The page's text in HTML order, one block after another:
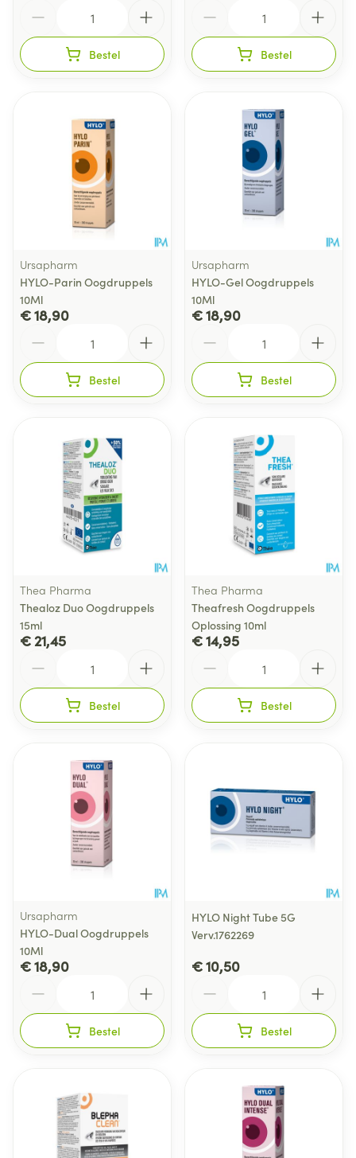
Bestel Bestel
Ursapharm
HYLO-Parin Oogdruppels
10Ml
€ 18,90
Bestel
Ursapharm
HYLO-Gel Oogdruppels
10Ml
€ 18,90
Bestel
Thea Pharma
Thealoz Duo Oogdruppels
15ml
€ 21,45
Bestel
Thea Pharma
Theafresh Oogdruppels
Oplossing 10ml
€ 14,95
Bestel
Ursapharm
HYLO-Dual Oogdruppels
10Ml
€ 18,90
Bestel
HYLO Night Tube 5G
Verv.1762269
€ 10,50
Bestel